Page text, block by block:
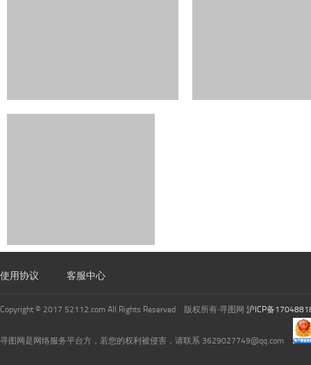
使用协议 客服中心
Copyright © 2017 52112.com All Rights Reserved 版权所有·寻图网 沪ICP备
寻图网是网络服务平台方，若您的权利被侵害，请联系 3629027749@qq.com